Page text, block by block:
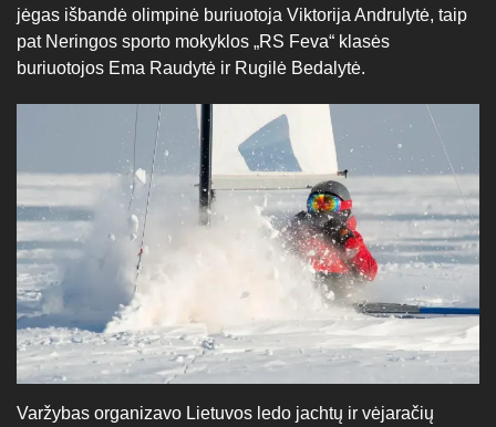
jėgas išbandė olimpinė buriuotoja Viktorija Andrulytė, taip
pat Neringos sporto mokyklos „RS Feva“ klasės
buriuotojos Ema Raudytė ir Rugilė Bedalytė.
Varžybas organizavo Lietuvos ledo jachtų ir vėjaračių